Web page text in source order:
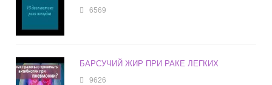
6569
БАРСУЧИЙ ЖИР ПРИ РАКЕ ЛЕГКИХ
9626